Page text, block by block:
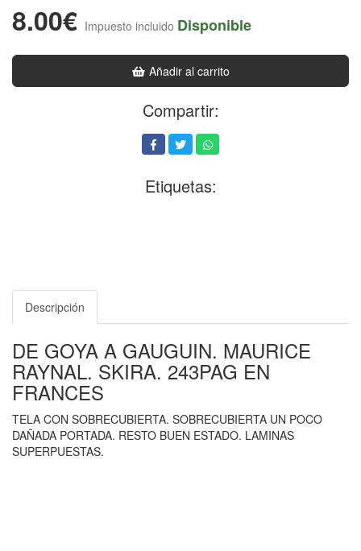
8.00€ Impuesto incluido Disponible
Añadir al carrito
Compartir:
Etiquetas:
Descripción
DE GOYA A GAUGUIN. MAURICE
RAYNAL. SKIRA. 243PAG EN
FRANCES
TELA CON SOBRECUBIERTA. SOBRECUBIERTA UN POCO
DAÑADA PORTADA. RESTO BUEN ESTADO. LAMINAS
SUPERPUESTAS.